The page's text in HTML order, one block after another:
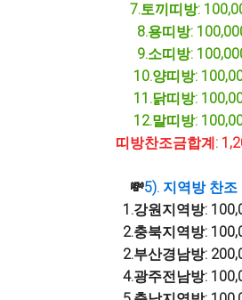
7.토끼띠방:
8.용띠방:
9.소띠방:
10.양띠방:
11.닭띠방:
12.말띠방:
띠방찬조금합계:
💸5). 지역방 찬조
1.강원지역방:
2.충북지역방:
2.부산경남방:
4.광주전남방: